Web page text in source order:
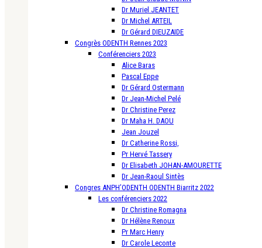
Dr Muriel JEANTET
Dr Michel ARTEIL
Dr Gérard DIEUZAIDE
Congrès ODENTH Rennes 2023
Conférenciers 2023
Alice Baras
Pascal Eppe
Dr Gérard Ostermann
Dr Jean-Michel Pelé
Dr Christine Perez
Dr Maha H. DAOU
Jean Jouzel
Dr Catherine Rossi,
Pr Hervé Tassery
Dr Elisabeth JOHAN-AMOURETTE
Dr Jean-Raoul Sintès
Congres ANPH’ODENTH ODENTH Biarritz 2022
Les conférenciers 2022
Dr Christine Romagna
Dr Hélène Renoux
Pr Marc Henry
Dr Carole Leconte